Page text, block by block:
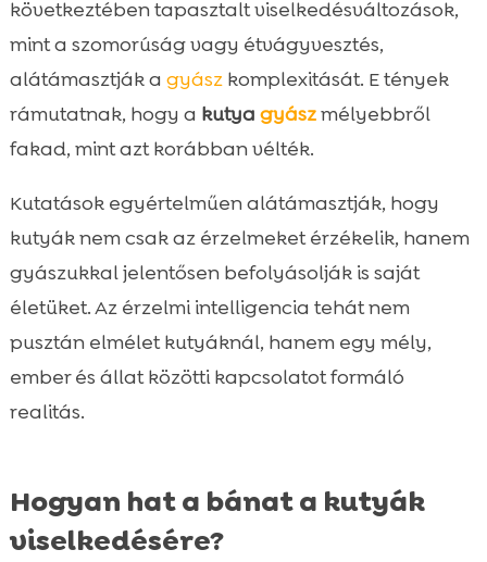
következtében tapasztalt viselkedésváltozások,
mint a szomorúság vagy étvágyvesztés,
alátámasztják a gyászkomplexitását. E tények
rámutatnak, hogy a kutya gyászmélyebbről
fakad, mint azt korábban vélték.
Kutatások egyértelműen alátámasztják, hogy
kutyák nem csak az érzelmeket érzékelik, hanem
gyászukkal jelentősen befolyásolják is saját
életüket. Az érzelmi intelligencia tehát nem
pusztán elmélet kutyáknál, hanem egy mély,
ember és állat közötti kapcsolatot formáló
realitás.
Hogyan hat a bánat a kutyák
viselkedésére?